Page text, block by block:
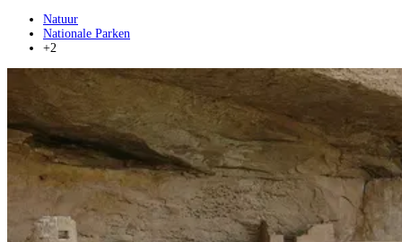
Natuur
Nationale Parken
+2